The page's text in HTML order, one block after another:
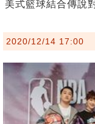
美式籃球結合傳說
2020/12/14 17:00